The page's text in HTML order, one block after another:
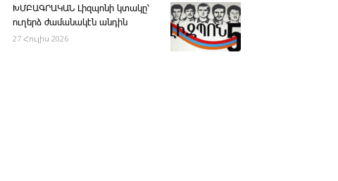
ԽՄԲԱԳՐԱԿԱՆ ­Լիզպոնի կտակը՝
ուղերձ ժամանակէն անդին
27 Հուլիս 2026